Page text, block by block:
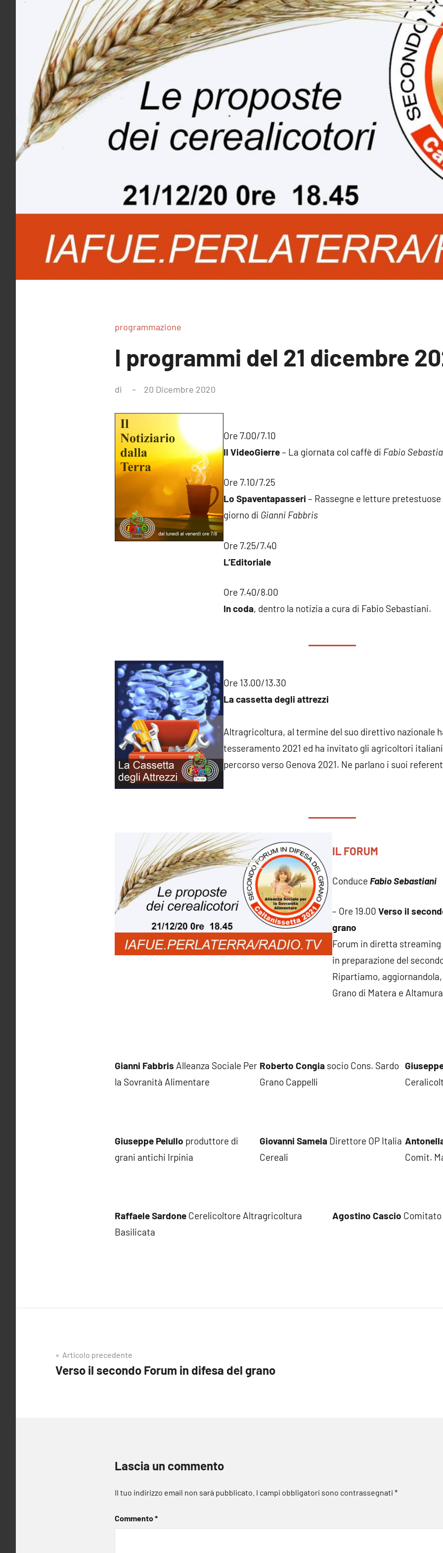
programmazione
I programmi del 21 dicembre
di 20 Dicembre 2020
Ore 7.00/7.10
Il VideoGierre– La giornata col caffè di Fabio
Ore 7.10/7.25
Lo Spaventapasseri – Rassegne e letture
giorno di Gianni Fabbris
Ore 7.25/7.40
L’Editoriale
Ore 7.40/8.00
In coda, dentro la notizia a cura di Fabio Sebastiani.
Ore 13.00/13.30
La cassetta degli attrezzi
Altragricoltura, al termine del suo direttivo nazionale
tesseramento 2021 ed ha invitato gli agricoltori
percorso verso Genova 2021. Ne parlano i suoi
IL FORUM
Conduce Fabio Sebastiani
– Ore 19.00 Verso il
grano
Forum in diretta
in preparazione del
Ripartiamo,
Grano di Matera e
Gianni Fabbris Alleanza Sociale Per
la Sovranità Alimentare
Roberto Congia socio Cons. Sardo
Grano Cappelli
Giuseppe Pelullo produttore di
grani antichi Irpinia
Giovanni Samela Direttore OP Italia
Cereali
Comit.
Raffaele Sardone Cerelicoltore Altragricoltura
Basilicata
Agostino Cascio
Navigazione
articoli
Articolo precedente
Verso il secondo Forum in difesa del grano
Lascia un commento
Il tuo indirizzo email non sarà pubblicato. I campi obbligatori sono contrassegnati *
Commento*